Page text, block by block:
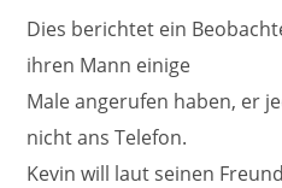
Dies berichtet ein
ihren Mann einige
Male angerufen haben, er
nicht ans Telefon.
Kevin will laut seinen